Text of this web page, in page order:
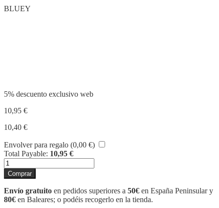
BLUEY
5% descuento exclusivo web
10,95 €
10,40 €
Envolver para regalo (0,00 €)
Total Payable: 10,95 €
BLUEY.
CUADERNO
DE
VACACIONES
-
Comprar
Envío gratuito en pedidos superiores a 50€ en España Peninsular y
80€ en Baleares; o podéis recogerlo en la tienda.